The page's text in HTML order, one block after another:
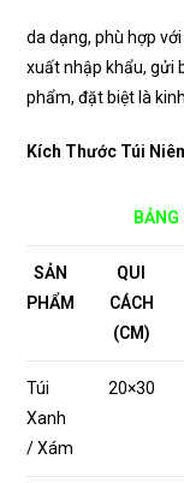
da dạng, phù hợp
xuất nhập khẩu, gửi
phẩm, đặt biệt là
Kích Thước Túi
SẢN
PHẨM
QUI
CÁCH
(CM)
Túi
Xanh
/ Xám
20×30